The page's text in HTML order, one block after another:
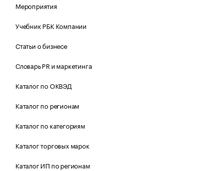
Мероприятия
Учебник РБК Компании
Статьи о бизнесе
Словарь PR и маркетинга
Каталог по ОКВЭД
Каталог по регионам
Каталог по категориям
Каталог торговых марок
Каталог ИП по регионам